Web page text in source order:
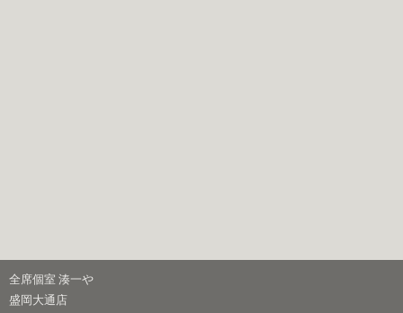
全席個室 湊一や
盛岡大通店